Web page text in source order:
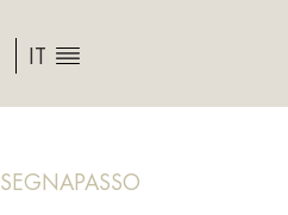
IT
SEGNAPASSO